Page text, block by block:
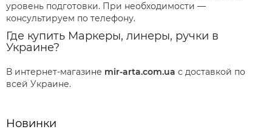
уровень подготовки. При необходимости —
консультируем по телефону.
Где купить Маркеры, линеры, ручки в
Украине?
В интернет-магазине mir-arta.com.ua с доставкой по
всей Украине.
Новинки